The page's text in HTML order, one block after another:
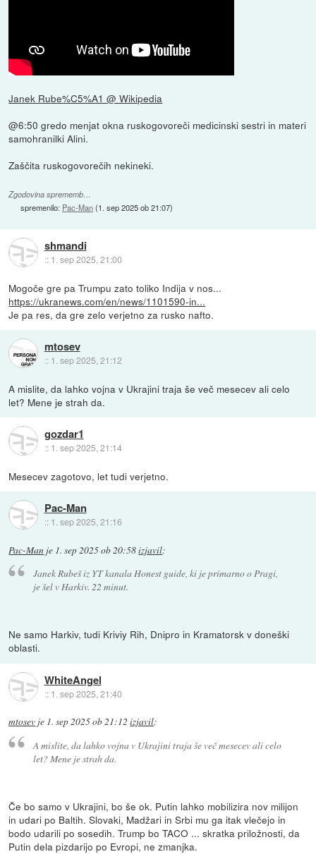
Janek Rube%C5%A1 @ Wikipedia
@6:50 gredo menjat okna ruskogovoreči medicinski sestri in materi
samohranilki Alini.
Zaščita ruskogovorečih nekineki.
Zgodovina sprememb…
spremenilo: Pac-Man(1. sep 2025 ob 21:07)
shmandi
:: 1. sep 2025, 21:00
Mogoče gre pa Trumpu zato toliko Indija v nos...
https://ukranews.com/en/news/1101590-in...
Je pa res, da gre zelo verjetno za rusko nafto.
mtosev
:: 1. sep 2025, 21:12
A mislite, da lahko vojna v Ukrajini traja še več mesecev ali celo
let? Mene je strah da.
gozdar1
:: 1. sep 2025, 21:14
Mesecev zagotovo, let tudi verjetno.
Pac-Man
:: 1. sep 2025, 21:16
Pac-Man je 1. sep 2025 ob 20:58izjavil:
Janek Rubeš iz YT kanala Honest guide, ki je primarno o Pragi,
je šel v Harkiv. 22 minut.
Ne samo Harkiv, tudi Kriviy Rih, Dnipro in Kramatorsk v doneški
oblasti.
WhiteAngel
:: 1. sep 2025, 21:40
mtosev je 1. sep 2025 ob 21:12 izjavil:
A mislite, da lahko vojna v Ukrajini traja še več mesecev ali celo
let? Mene je strah da.
Če bo samo v Ukrajini, bo še ok. Putin lahko mobilizira nov milijon
in udari po Baltih. Slovaki, Madžari in Srbi mu ga itak vlečejo in
bodo udarili po sosedih. Trump bo TACO ... skratka priložnosti, da
Putin dela pizdarijo po Evropi, ne zmanjka.